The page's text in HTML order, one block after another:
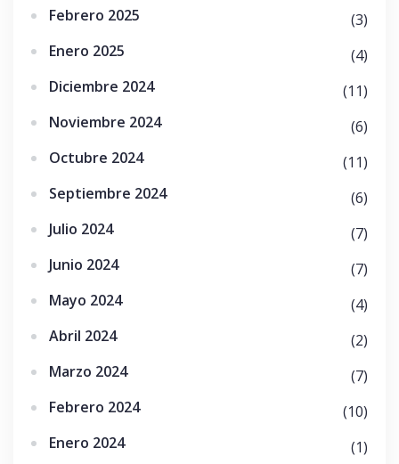
Febrero 2025
(3)
Enero 2025
(4)
Diciembre 2024
(11)
Noviembre 2024
(6)
Octubre 2024
(11)
Septiembre 2024
(6)
Julio 2024
(7)
Junio 2024
(7)
Mayo 2024
(4)
Abril 2024
(2)
Marzo 2024
(7)
Febrero 2024
(10)
Enero 2024
(1)